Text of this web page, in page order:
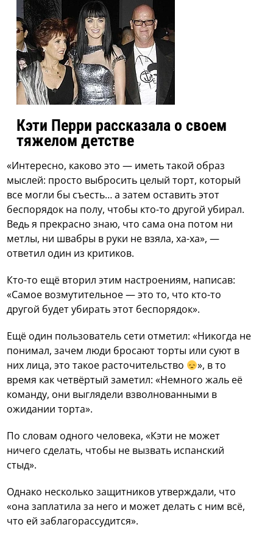
Кэти Перри рассказала о своем
тяжелом детстве
«Интересно, каково это — иметь такой образ
мыслей: просто выбросить целый торт, который
все могли бы съесть… а затем оставить этот
беспорядок на полу, чтобы кто-то другой убирал.
Ведь я прекрасно знаю, что сама она потом ни
метлы, ни швабры в руки не взяла, ха-ха», —
ответил один из критиков.
Кто-то ещё вторил этим настроениям, написав:
«Самое возмутительное — это то, что кто-то
другой будет убирать этот беспорядок».
Ещё один пользователь сети отметил: «Никогда не
понимал, зачем люди бросают торты или суют в
них лица, это такое расточительство
», в то
время как четвёртый заметил: «Немного жаль её
команду, они выглядели взволнованными в
ожидании торта».
По словам одного человека, «Кэти не может
ничего сделать, чтобы не вызвать испанский
стыд».
Однако несколько защитников утверждали, что
«она заплатила за него и может делать с ним всё,
что ей заблагорассудится».